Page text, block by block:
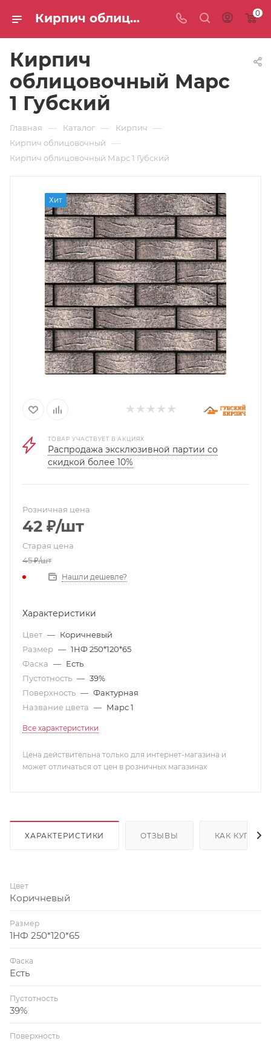
Кирпич облицовочный Марс 1 Губский: цены и доставка — интернет-магазин СТС 0
Кирпич
облицовочный Марс
1 Губский
Главная — Каталог — Кирпич —
Кирпич облицовочный —
Кирпич облицовочный Марс 1 Губский
Хит
ТОВАР УЧАСТВУЕТ В АКЦИЯХ
Распродажа эксклюзивной партии со
скидкой более 10%
Розничная цена
42 ₽/шт
Старая цена
45₽/шт
Нашли дешевле?
Характеристики
Цвет — Коричневый
Размер — 1НФ 250*120*65
Фаска — Есть
Пустотность — 39%
Поверхность — Фактурная
Название цвета — Марс 1
Все характеристики
Цена действительна только для интернет-магазина и
может отличаться от цен в розничных магазинах
ХАРАКТЕРИСТИКИ ОТЗЫВЫ КАК КУПИТЬ
Цвет
Коричневый
Размер
1НФ 250*120*65
Фаска
Есть
Пустотность
39%
Поверхность